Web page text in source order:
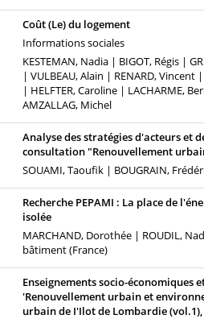
Coût (Le) du logement
Informations sociales
KESTEMAN, Nadia | BIGOT, Régis |
| VULBEAU, Alain | RENARD, Vincent
| HELFTER, Caroline | LACHARME,
AMZALLAG, Michel
Analyse des stratégies d'acteurs et
consultation "Renouvellement
SOUAMI, Taoufik | BOUGRAIN,
Recherche PEPAMI : La place de
isolée
MARCHAND, Dorothée | ROUDIL,
bâtiment (France)
Enseignements socio-économiques
'Renouvellement urbain et
urbain de I'Ilot de Lombardie (vol.1),